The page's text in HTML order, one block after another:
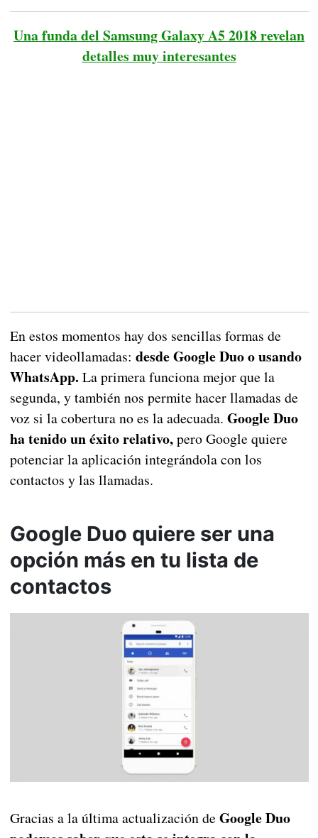
Una funda del Samsung Galaxy A5 2018 revelan
detalles muy interesantes
En estos momentos hay dos sencillas formas de
hacer videollamadas: desde Google Duo o usando
WhatsApp. La primera funciona mejor que la
segunda, y también nos permite hacer llamadas de
voz si la cobertura no es la adecuada. Google Duo
ha tenido un éxito relativo,pero Google quiere
potenciar la aplicación integrándola con los
contactos y las llamadas.
Google Duo quiere ser una
opción más en tu lista de
contactos
Gracias a la última actualización de Google Duo